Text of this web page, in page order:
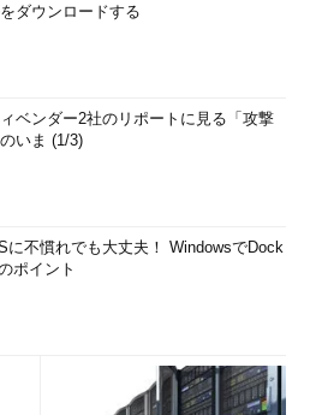
ダウンロードする
ベンダー2社のリポートに見る「攻撃
いま (1/3)
に不慣れでも大丈夫！ WindowsでDock
ポイント